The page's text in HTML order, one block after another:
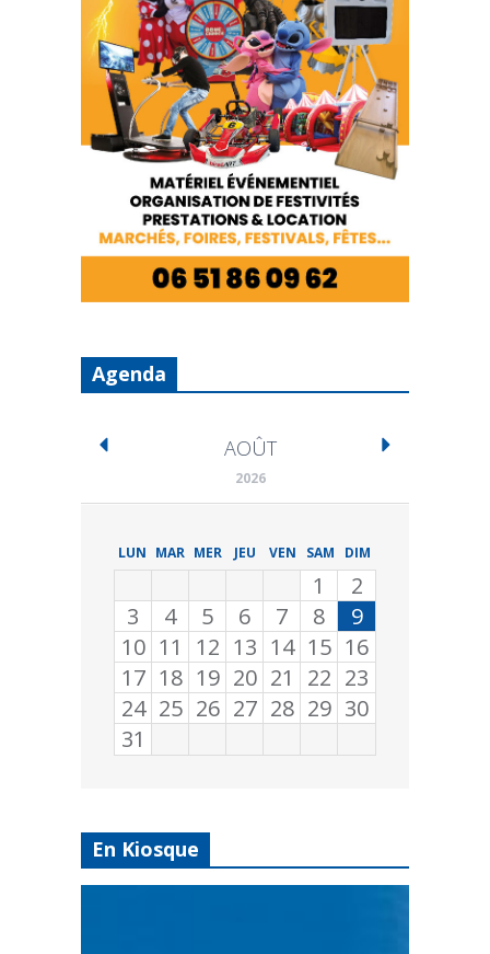
Agenda
AOÛT
2026
LUN MAR MER JEU VEN SAM DIM
1
2
3
4 5 6 7 8
9
10 11 12 13 14 15 16
17 18 19 20 21 22 23
24 25 26 27 28 29 30
31
En Kiosque